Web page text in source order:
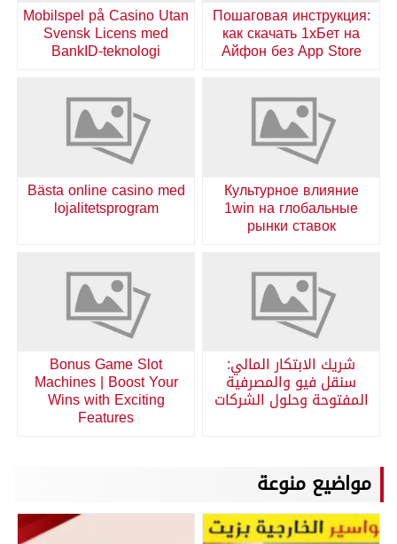
Пошаговая инструкция:
как скачать 1хБет на
Айфон без App Store
Mobilspel på Casino Utan
Svensk Licens med
BankID-teknologi
Культурное влияние
1win на глобальные
рынки ставок
Bästa online casino med
lojalitetsprogram
شريك الابتكار المالي:
سنقل فيو والمصرفية
المفتوحة وحلول الشركات
Bonus Game Slot
Machines | Boost Your
Wins with Exciting
Features
مواضيع منوعة